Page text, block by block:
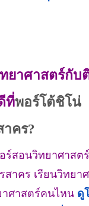
ยาศาสตร์กับ
ที่พอร์โต้ชิโน่
คร?
ร์สอนวิทยาศาสต
สาคร เรียนวิทยา
ศาสตร์คนไหน ดู